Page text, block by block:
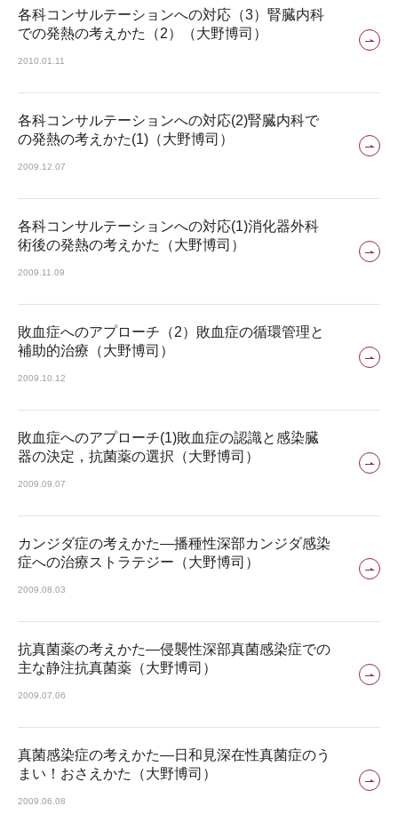
各科コンサルテーションへの対応（3）腎臓内科
での発熱の考えかた（2）（大野博司）
2010.01.11
各科コンサルテーションへの対応(2)腎臓内科で
の発熱の考えかた(1)（大野博司）
2009.12.07
各科コンサルテーションへの対応(1)消化器外科
術後の発熱の考えかた（大野博司）
2009.11.09
敗血症へのアプローチ（2）敗血症の循環管理と
補助的治療（大野博司）
2009.10.12
敗血症へのアプローチ(1)敗血症の認識と感染臓
器の決定，抗菌薬の選択（大野博司）
2009.09.07
カンジダ症の考えかた―播種性深部カンジダ感染
症への治療ストラテジー（大野博司）
2009.08.03
抗真菌薬の考えかた―侵襲性深部真菌感染症での
主な静注抗真菌薬（大野博司）
2009.07.06
真菌感染症の考えかた―日和見深在性真菌症のう
まい！おさえかた（大野博司）
2009.06.08